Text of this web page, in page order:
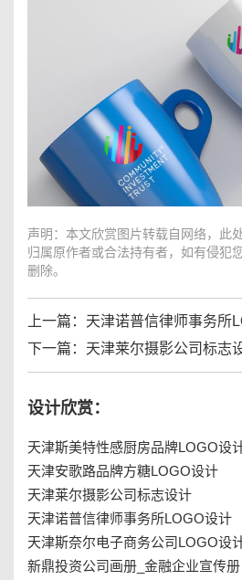
声明：本文欣赏图片转载自网络，此
归属原作者或合法持有者，如有侵犯
删除。
上一篇： 天津诺普信律师事务所
下一篇： 天津莱尔摄影公司标志
设计欣赏：
天津斯美特性感厨房品牌LOGO设
天津安歌路品牌方糖LOGO设计
天津莱尔摄影公司标志设计
天津诺普信律师事务所LOGO设计
天津斯奈尔电子商务公司LOGO设
新鼎投资公司画册_金融企业宣传册